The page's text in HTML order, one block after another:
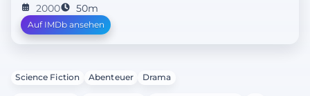
Mitgefangen Stark, der über fantastische
Kräfte verfügt.
2000 50m
Auf IMDb ansehen
Science Fiction Abenteuer Drama